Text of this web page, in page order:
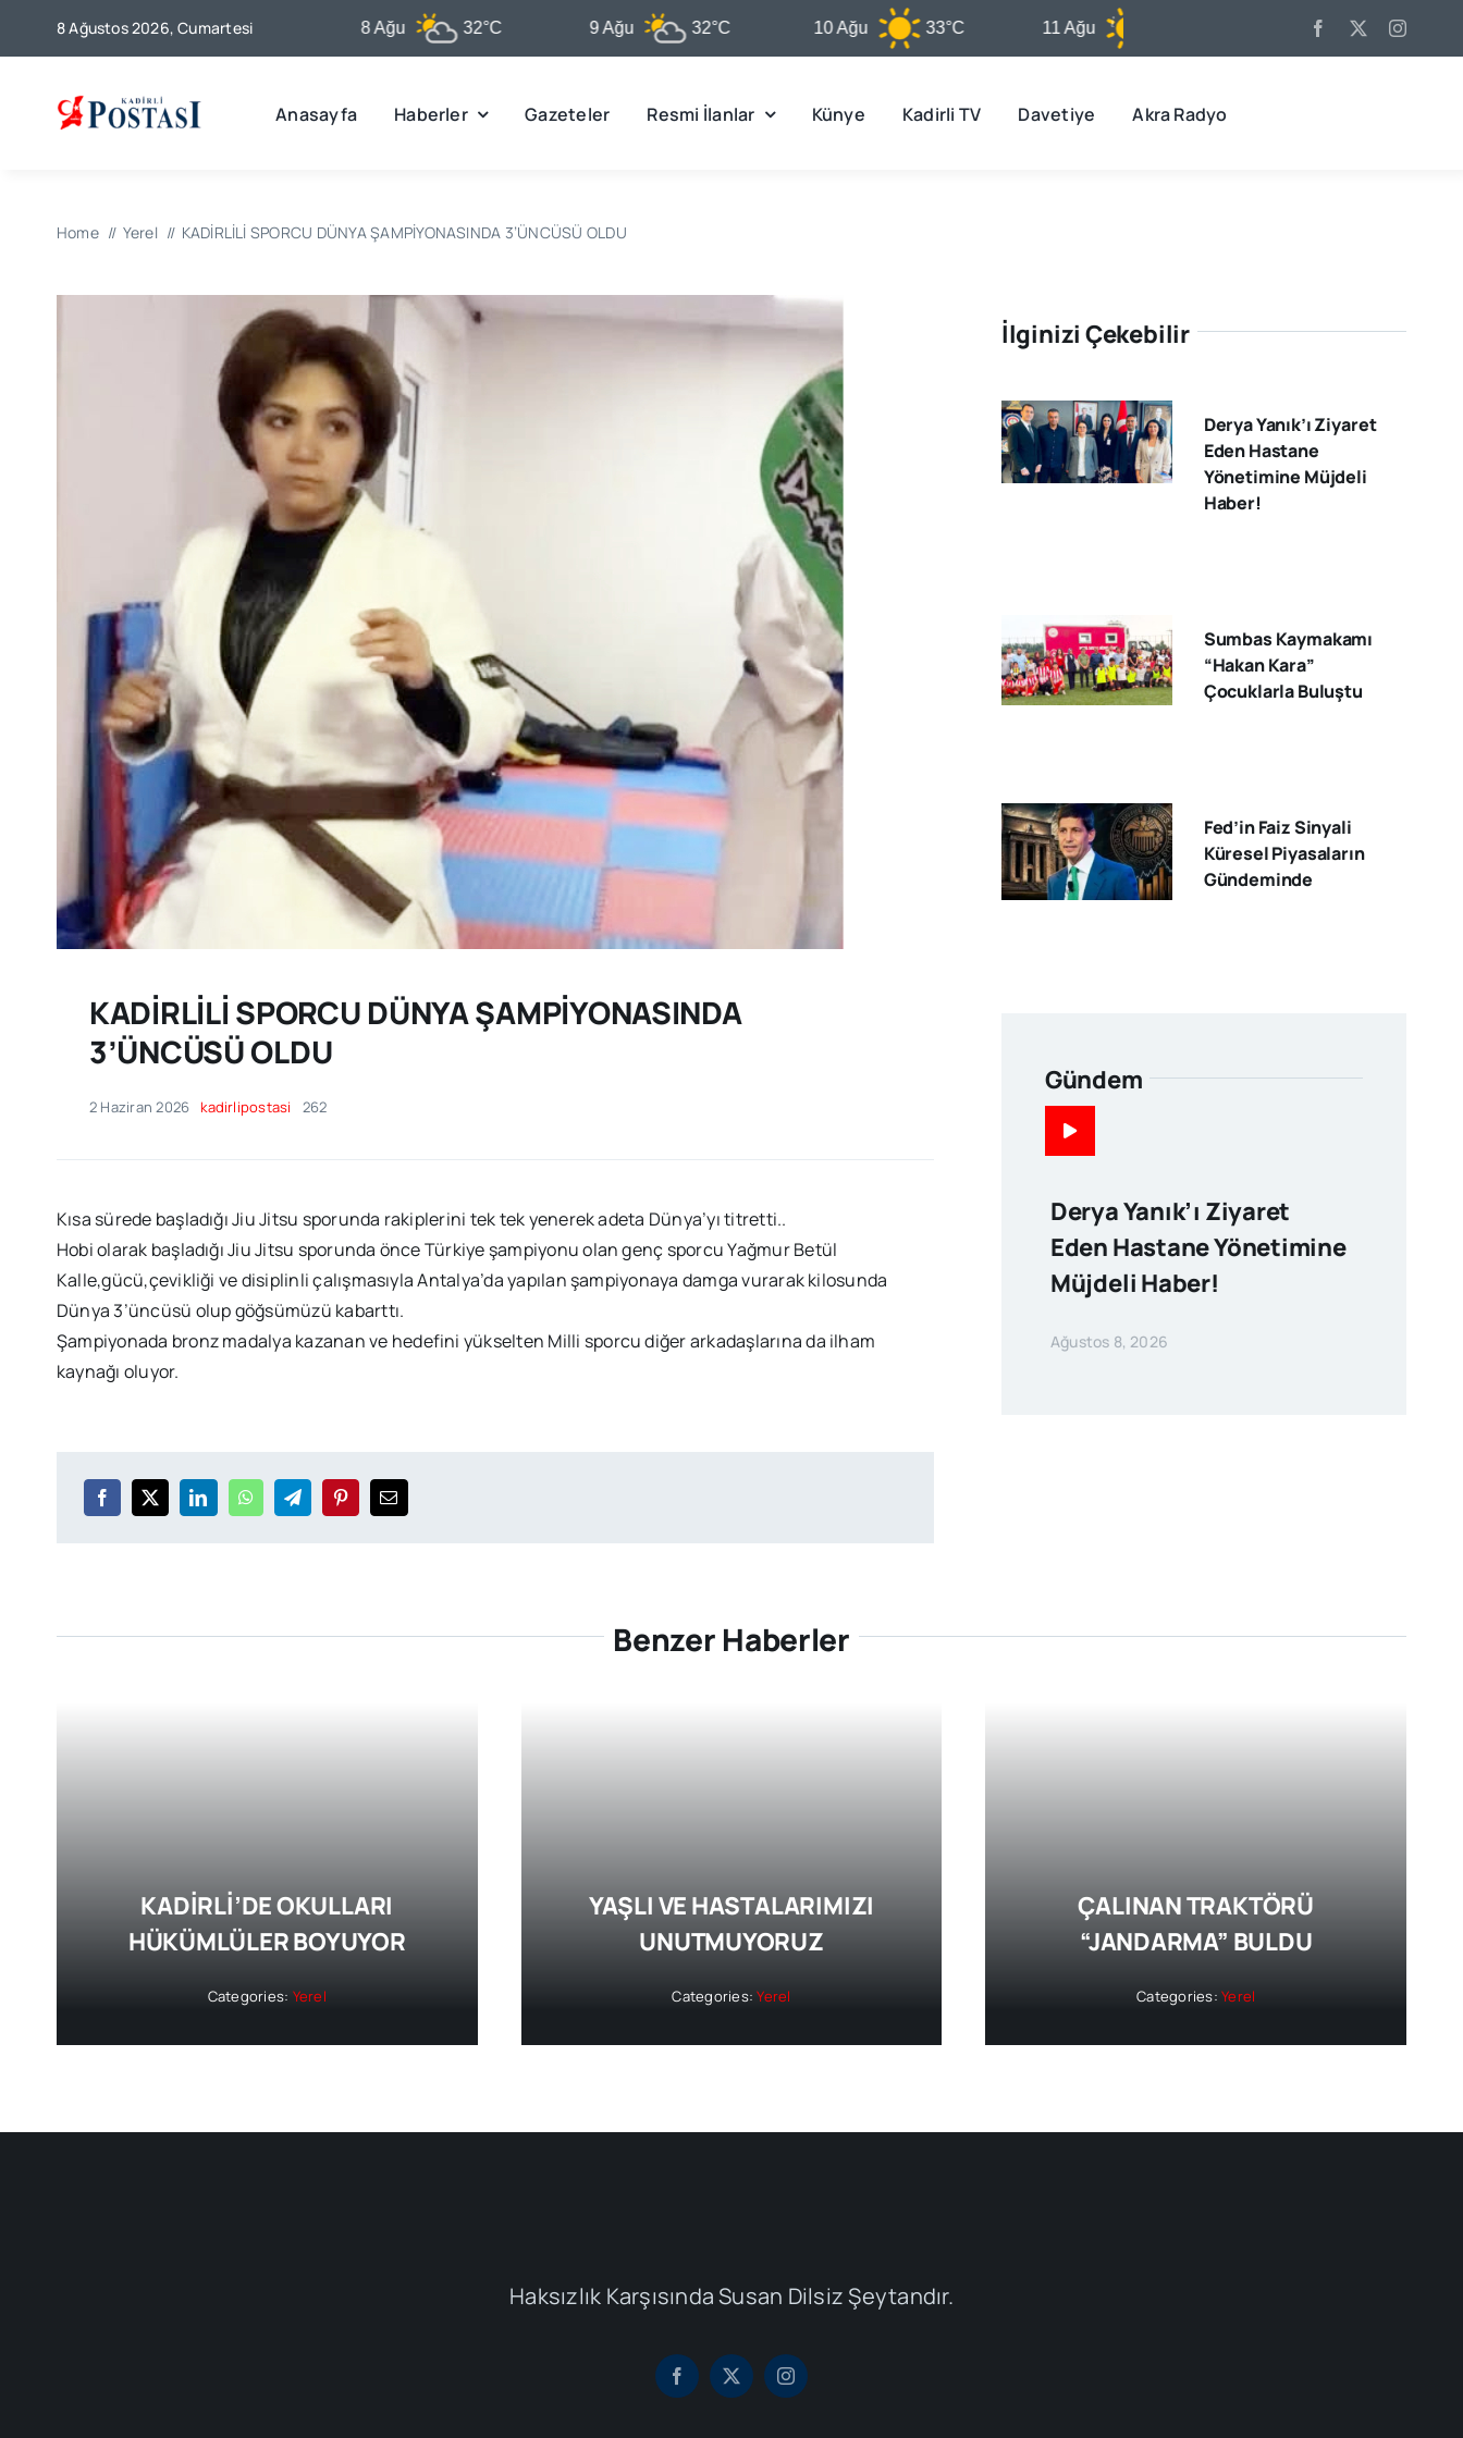
8 Ağustos 2026, Cumartesi
Kadirli 8 Ağu 32°C 9 Ağu 32°C 10 Ağu 33°C 11 Ağu 32°C 32°C
Anasayfa Haberler Gazeteler Resmi İlanlar Künye Kadirli TV Davetiye Akra Radyo
Home Yerel KADİRLİLİ SPORCU DÜNYA ŞAMPİYONASINDA 3’ÜNCÜSÜ OLDU
KADİRLİLİ SPORCU DÜNYA ŞAMPİYONASINDA
3’ÜNCÜSÜ OLDU
2 Haziran 2026 kadirlipostasi 262
Kısa sürede başladığı Jiu Jitsu sporunda rakiplerini tek tek yenerek adeta Dünya’yı titretti..
Hobi olarak başladığı Jiu Jitsu sporunda önce Türkiye şampiyonu olan genç sporcu Yağmur Betül
Kalle,gücü,çevikliği ve disiplinli çalışmasıyla Antalya’da yapılan şampiyonaya damga vurarak kilosunda
Dünya 3’üncüsü olup göğsümüzü kabarttı.
Şampiyonada bronz madalya kazanan ve hedefini yükselten Milli sporcu diğer arkadaşlarına da ilham
kaynağı oluyor.
İlginizi Çekebilir
Derya Yanık’ı Ziyaret
Eden Hastane
Yönetimine Müjdeli
Haber!
Sumbas Kaymakamı
“Hakan Kara”
Çocuklarla Buluştu
Fed’in Faiz Sinyali
Küresel Piyasaların
Gündeminde
Gündem
Derya Yanık’ı Ziyaret
Eden Hastane Yönetimine
Müjdeli Haber!
Ağustos 8, 2026
Benzer Haberler
KADİRLİ’DE OKULLARI
HÜKÜMLÜLER BOYUYOR
Categories: Yerel
YAŞLI VE HASTALARIMIZI
UNUTMUYORUZ
Categories:Yerel
ÇALINAN TRAKTÖRÜ
“JANDARMA” BULDU
Categories:Yerel
Haksızlık Karşısında Susan Dilsiz Şeytandır.